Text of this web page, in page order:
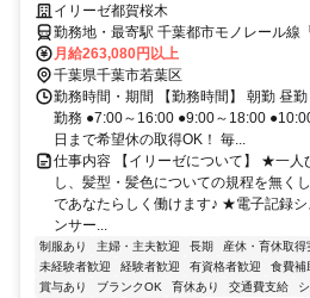
らの転職も大歓迎です！
イリーゼ都賀桜木
勤務地・最寄駅 千葉都市モノレール線
1.0kｍ) ※車通勤OK
月給263,080円以上
千葉県千葉市若葉区
勤務時間・期間 【勤務時間】 朝勤 昼
勤務 ●7:00～16:00 ●9:00～18:00
日まで希望休の取得OK！ 毎...
仕事内容 【イリーゼについて】 ★一人
し、髪型・髪色についての規程を無く
であなたらしく働けます♪ ★電子記録
ンサー...
制服あり 主婦・主夫歓迎 長期 産休・育休取得
未経験者歓迎
経験者歓迎 有資格者歓迎 食費補
賞与あり
ブランクOK 育休あり 交通費支給